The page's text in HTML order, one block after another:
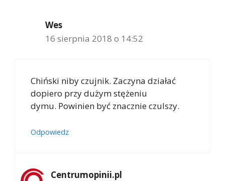
Wes
16 sierpnia 2018 o 14:52
Chiński niby czujnik. Zaczyna działać
dopiero przy dużym stężeniu
dymu. Powinien być znacznie czulszy.
Odpowiedz
Centrumopinii.pl